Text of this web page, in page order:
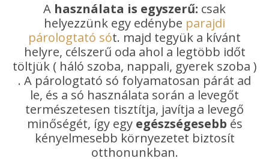
A használata is egyszerű: csak
helyezzünk egy edénybe parajdi
párologtató sót. majd tegyük a kívánt
helyre, célszerű oda ahol a legtöbb időt
töltjük ( háló szoba, nappali, gyerek szoba )
. A párologtató só folyamatosan párát ad
le, és a só használata során a levegőt
természetesen tisztítja, javítja a levegő
minőségét, így egy egészségesebb és
kényelmesebb környezetet biztosít
otthonunkban.